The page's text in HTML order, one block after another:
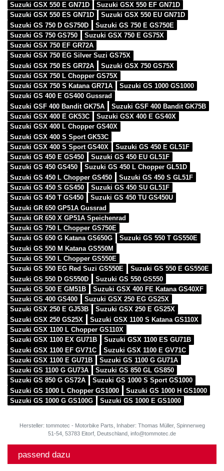
Suzuki GSX 550 E GN71D
Suzuki GSX 550 EF GN71D
Suzuki GSX 550 ES GN71D
Suzuki GSX 550 EU GN71D
Suzuki GS 750 D GS750D
Suzuki GS 750 E GS750E
Suzuki GS 750 GS750
Suzuki GSX 750 E GS75X
Suzuki GSX 750 EF GR72A
Suzuki GSX 750 EG Silver Suzi GS75X
Suzuki GSX 750 ES GR72A
Suzuki GSX 750 GS75X
Suzuki GSX 750 L Chopper GS75X
Suzuki GSX 750 S Katana GR71A
Suzuki GS 1000 GS1000
Suzuki GS 400 E GS400 Gussrad
Suzuki GSF 400 Bandit GK75A
Suzuki GSF 400 Bandit GK75B
Suzuki GSX 400 E GK53C
Suzuki GSX 400 E GS40X
Suzuki GSX 400 L Chopper GS40X
Suzuki GSX 400 S Sport GK53C
Suzuki GSX 400 S Sport GS40X
Suzuki GS 450 E GL51F
Suzuki GS 450 E GS450
Suzuki GS 450 EU GL51F
Suzuki GS 450 GS450
Suzuki GS 450 L Chopper GL51D
Suzuki GS 450 L Chopper GS450
Suzuki GS 450 S GL51F
Suzuki GS 450 S GS450
Suzuki GS 450 SU GL51F
Suzuki GS 450 T GS450
Suzuki GS 450 TU GS450U
Suzuki GR 650 GP51A Gussrad
Suzuki GR 650 X GP51A Speichenrad
Suzuki GS 750 L Chopper GS750E
Suzuki GS 650 G Katana GS650G
Suzuki GS 550 T GS550E
Suzuki GS 550 M Katana GS550M
Suzuki GS 550 L Chopper GS550E
Suzuki GS 550 EG Red Suzi GS550E
Suzuki GS 550 E GS550E
Suzuki GS 550 D GS550D
Suzuki GS 550 GS550
Suzuki GS 500 E GM51B
Suzuki GSX 400 FE Katana GS40XF
Suzuki GS 400 GS400
Suzuki GSX 250 EG GS25X
Suzuki GSX 250 E GJ53B
Suzuki GSX 250 E GS25X
Suzuki GSX 250 GS25X
Suzuki GSX 1100 S Katana GS110X
Suzuki GSX 1100 L Chopper GS110X
Suzuki GSX 1100 EX GU71B
Suzuki GSX 1100 ES GU71B
Suzuki GSX 1100 EF GV71C
Suzuki GSX 1100 E GV71C
Suzuki GSX 1100 E GU71B
Suzuki GS 1100 G GU71A
Suzuki GS 1100 G GU73A
Suzuki GS 850 GL GS850
Suzuki GS 850 G GS72A
Suzuki GS 1000 S Sport GS1000
Suzuki GS 1000 L Chopper GS1000
Suzuki GS 1000 H GS1000
Suzuki GS 1000 G GS100G
Suzuki GS 1000 E GS1000
Hersteller: tommotec - Motorbike Parts, Inhaber: Thomas Müller, Spinnerweg
51-54, 53783 Eitorf, Deutschland, info@tommotec.de
passend dazu